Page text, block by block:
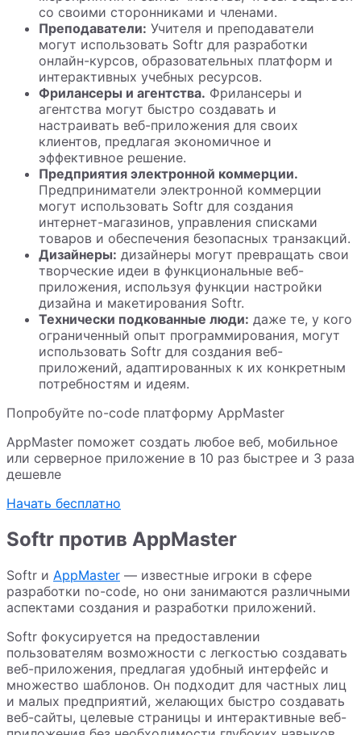
со своими сторонниками и членами.
Преподаватели: Учителя и преподаватели
могут использовать Softr для разработки
онлайн-курсов, образовательных платформ и
интерактивных учебных ресурсов.
Фрилансеры и агентства. Фрилансеры и
агентства могут быстро создавать и
настраивать веб-приложения для своих
клиентов, предлагая экономичное и
эффективное решение.
Предприятия электронной коммерции.
Предприниматели электронной коммерции
могут использовать Softr для создания
интернет-магазинов, управления списками
товаров и обеспечения безопасных транзакций.
Дизайнеры: дизайнеры могут превращать свои
творческие идеи в функциональные веб-
приложения, используя функции настройки
дизайна и макетирования Softr.
Технически подкованные люди: даже те, у кого
ограниченный опыт программирования, могут
использовать Softr для создания веб-
приложений, адаптированных к их конкретным
потребностям и идеям.
Попробуйте no-code платформу AppMaster
AppMaster поможет создать любое веб, мобильное
или серверное приложение в 10 раз быстрее и 3 раза
дешевле
Начать бесплатно
Softr против AppMaster
Softr и AppMaster — известные игроки в сфере
разработки no-code, но они занимаются различными
аспектами создания и разработки приложений.
Softr фокусируется на предоставлении
пользователям возможности с легкостью создавать
веб-приложения, предлагая удобный интерфейс и
множество шаблонов. Он подходит для частных лиц
и малых предприятий, желающих быстро создавать
веб-сайты, целевые страницы и интерактивные веб-